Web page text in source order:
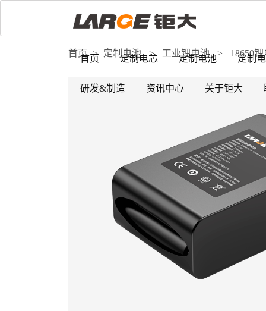
首页 定制电芯 定制电池 定制
研发&制造 资讯中心 关于钜大
首页 > 定制电池 > 工业锂电池 > 18650